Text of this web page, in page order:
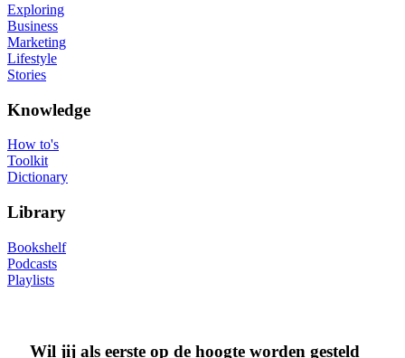
Exploring
Business
Marketing
Lifestyle
Stories
Knowledge
How to's
Toolkit
Dictionary
Library
Bookshelf
Podcasts
Playlists
Wil jij als eerste op de hoogte worden gesteld